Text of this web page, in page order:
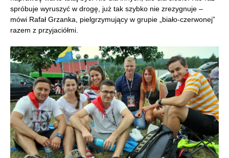
spróbuje wyruszyć w drogę, już tak szybko nie zrezygnuje –
mówi Rafał Grzanka, pielgrzymujący w grupie „biało-czerwonej”
razem z przyjaciółmi.